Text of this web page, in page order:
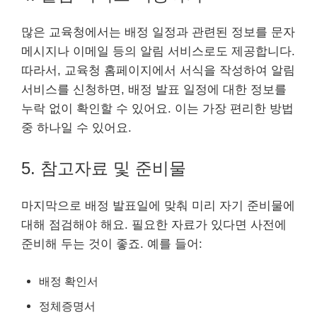
많은 교육청에서는 배정 일정과 관련된 정보를 문자
메시지나 이메일 등의 알림 서비스로도 제공합니다.
따라서, 교육청 홈페이지에서 서식을 작성하여 알림
서비스를 신청하면, 배정 발표 일정에 대한 정보를
누락 없이 확인할 수 있어요. 이는 가장 편리한 방법
중 하나일 수 있어요.
5. 참고자료 및 준비물
마지막으로 배정 발표일에 맞춰 미리 자기 준비물에
대해 점검해야 해요. 필요한 자료가 있다면 사전에
준비해 두는 것이 좋죠. 예를 들어:
배정 확인서
정체증명서